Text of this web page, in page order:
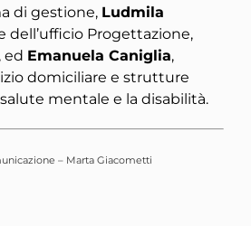
di gestione, Ludmila
dell’ufficio Progettazione,
ed Emanuela Caniglia,
domiciliare e strutture
mentale e la disabilità.
– Marta Giacometti